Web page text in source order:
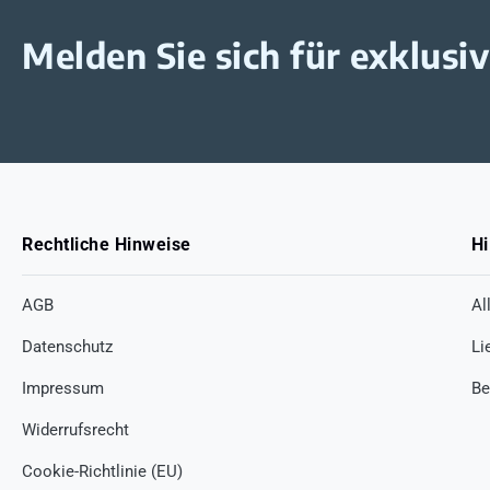
Melden Sie sich für
Rechtliche Hinweise
AGB
Datenschutz
Impressum
Widerrufsrecht
Cookie-Richtlinie (EU)